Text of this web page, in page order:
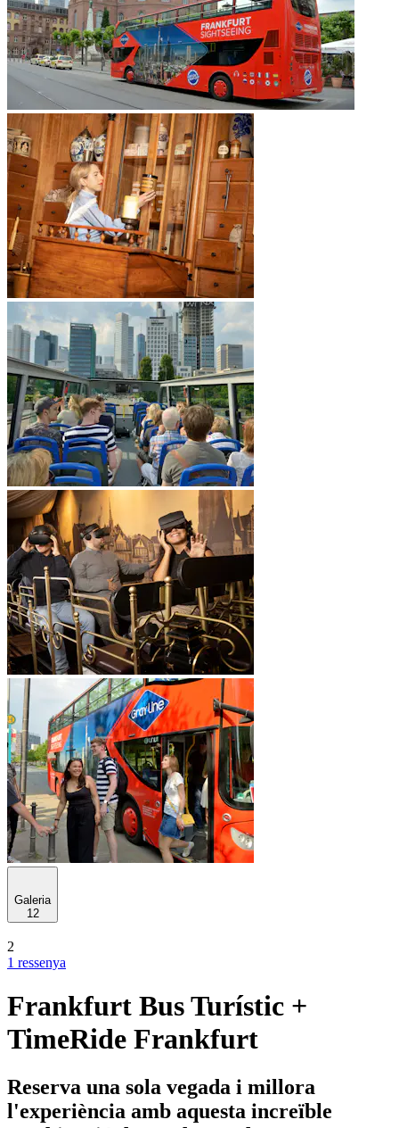
Galeria
12
2
1 ressenya
Frankfurt Bus Turístic +
TimeRide Frankfurt
Reserva una sola vegada i millora
l'experiència amb aquesta increïble